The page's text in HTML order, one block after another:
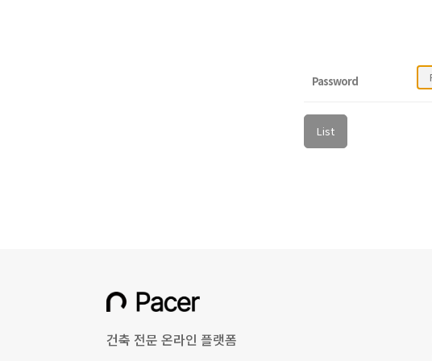
Password
List
건축 전문 온라인 플랫폼